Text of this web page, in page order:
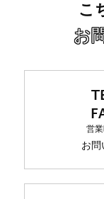
こ
お
営
お問